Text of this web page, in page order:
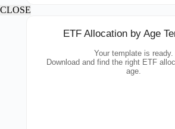
CLOSE
ETF Allocation by Age
Your template is ready.
Download and find the right ETF
age.